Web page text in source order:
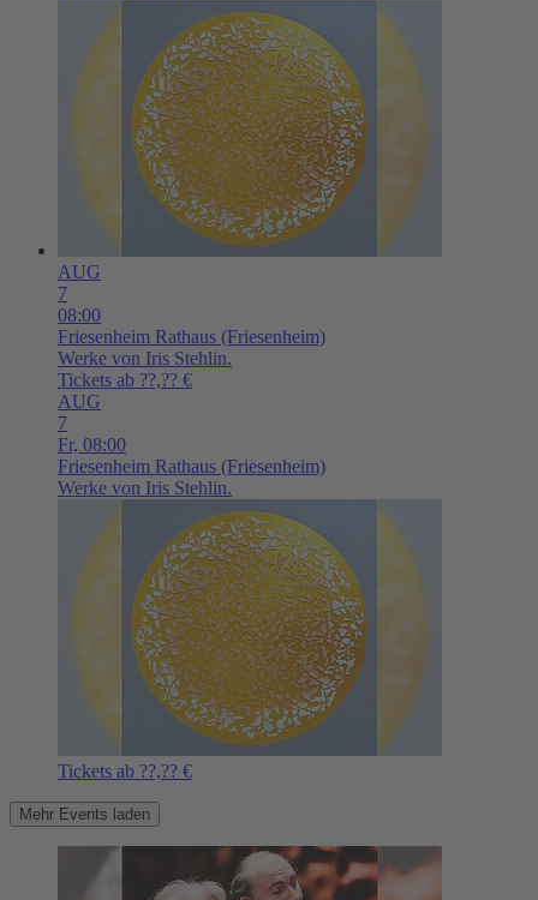
AUG
7
08:00
Friesenheim Rathaus (Friesenheim)
Werke von Iris Stehlin.
Tickets ab ??,?? €
AUG
7
Fr, 08:00
Friesenheim Rathaus (Friesenheim)
Werke von Iris Stehlin.
Tickets ab ??,?? €
Mehr Events laden